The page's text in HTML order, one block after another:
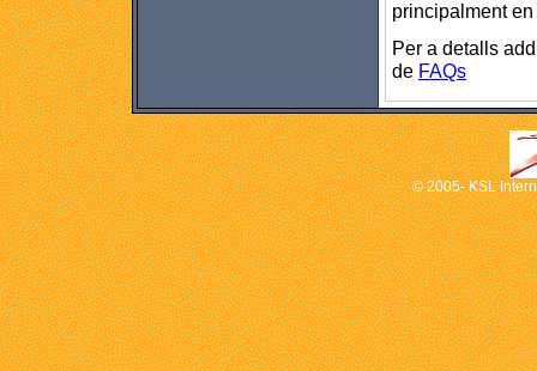
principalment
Per a detalls
de FAQs
© 2005- KSL